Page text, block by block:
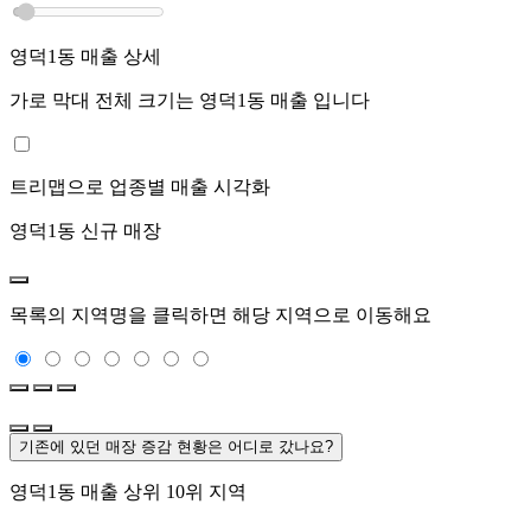
영덕1동 매출 상세
가로 막대 전체 크기는 영덕1동 매출 입니다
트리맵으로 업종별 매출 시각화
영덕1동 신규 매장
목록의 지역명을 클릭하면 해당 지역으로 이동해요
기존에 있던 매장 증감 현황은 어디로 갔나요?
영덕1동 매출 상위 10위 지역